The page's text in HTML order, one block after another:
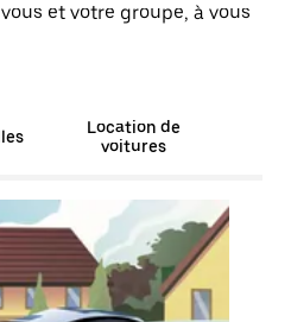
et votre groupe, à vous
Location de
voitures